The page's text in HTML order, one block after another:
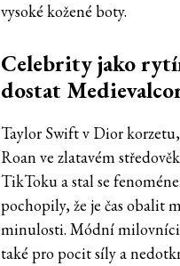
vysoké kožené boty.
Celebrity jako
dostat
Taylor Swift v Dior
Roan ve zlatavém
TikToku a stal se
pochopily, že je čas obalit
minulosti. Módní milovníci
také pro pocit síly a